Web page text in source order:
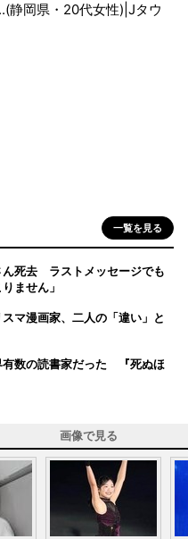
静岡県・20代女性)|Jタウ
一覧を見る
ん死去 ラストメッセージでも
ません」
マ漫画家、二人の「違い」と
有数の読書家だった 『死ぬほ
画像で見る